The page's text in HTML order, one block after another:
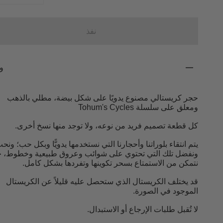
نفذ
حجر كريستالي مصنوع يدويًا على شكل بيضة، مطلي بالذهب
ومعلق على سلسلة Tohum's Cycles
كل قطعة تصميم فريد من نوعه، ولا توجد منها نسخ أخرى.
يتم انتقاء بلوراتنا وأحجارنا التي نستخدمها يدويًّا وبكل حب؛
ونفضل تلك التي تحتوي على شوائب وعروق طبيعية وخطوط،
نتمكن من الاستمتاع بسحر تكوينها وتفردها بشكل كامل.
قد يختلف الكريستال الذي ستحصل عليه قليلاً عن الكريستال
الموجود في الصورة.
لا تُقبل طلبات الإرجاع أو الاستبدال.